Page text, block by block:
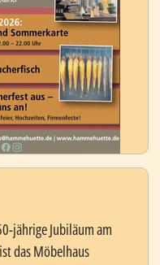
jährige Jubiläum am
das Möbelhaus